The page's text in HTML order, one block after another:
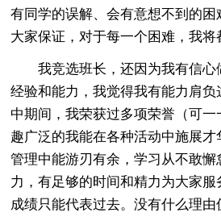
有同学的误解、会有意想不到的困
大家保证，对于每一个困难，我将
我竞选班长，还因为我有信
经验和能力，我觉得我有能力肩
中期间，我荣获过多项荣誉（可
趣广泛的我能在各种活动中施展
管理中能游刃有余，学习从不敢懈
力，有足够的时间和精力为大家服
成绩只能代表过去。没有什么理